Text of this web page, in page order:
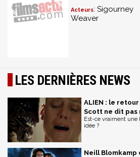
Acteurs: Sigourney
Weaver
LES DERNIÈRES NEWS
ALIEN : le retour
Scott ne dit pas
Est-ce vraiment une
idée ?
Neill Blomkamp